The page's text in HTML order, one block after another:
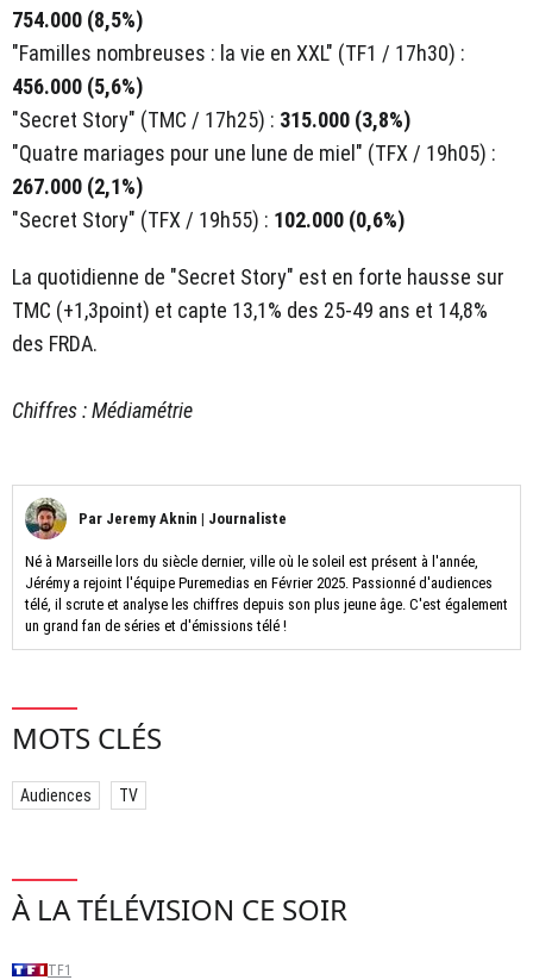
754.000 (8,5%)
"Familles nombreuses : la vie en XXL" (TF1 / 17h30) :
456.000 (5,6%)
"Secret Story" (TMC / 17h25) : 315.000 (3,8%)
"Quatre mariages pour une lune de miel" (TFX / 19h05) :
267.000 (2,1%)
"Secret Story" (TFX / 19h55) : 102.000 (0,6%)
La quotidienne de "Secret Story" est en forte hausse sur
TMC (+1,3point) et capte 13,1% des 25-49 ans et 14,8%
des FRDA.
Chiffres : Médiamétrie
Par Jeremy Aknin | Journaliste
Né à Marseille lors du siècle dernier, ville où le soleil est présent à l'année,
Jérémy a rejoint l'équipe Puremedias en Février 2025. Passionné d'audiences
télé, il scrute et analyse les chiffres depuis son plus jeune âge. C'est également
un grand fan de séries et d'émissions télé !
MOTS CLÉS
Audiences TV
À LA TÉLÉVISION CE SOIR
TF1